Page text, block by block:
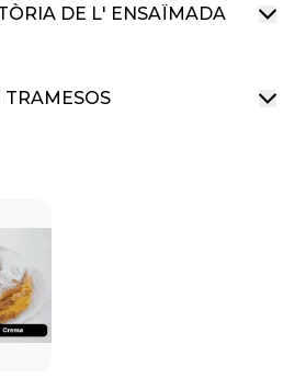
DE L' ENSAÏMADA
TRAMESOS